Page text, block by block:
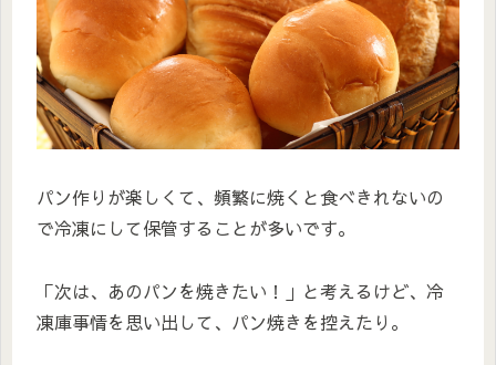
パン作りが楽しくて、頻繁に焼くと食べきれないの
で冷凍にして保管することが多いです。
「次は、あのパンを焼きたい！」と考えるけど、冷
凍庫事情を思い出して、パン焼きを控えたり。